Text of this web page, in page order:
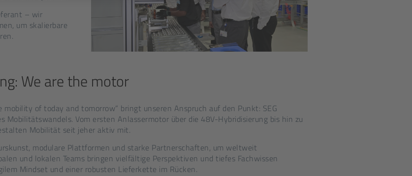
– wir
um skalierbare
We are the motor
of today and tomorrow“ bringt unseren Anspruch auf den Punkt: SEG
Mobilitätswandels. Vom ersten Anlassermotor über die 48V-Hybridisierung bis hin zu
Mobilität seit jeher aktiv mit.
modulare Plattformen und starke Partnerschaften, um weltweit
und lokalen Teams bringen vielfältige Perspektiven und tiefes Fachwissen
Mindset und einer robusten Lieferkette im Rücken.